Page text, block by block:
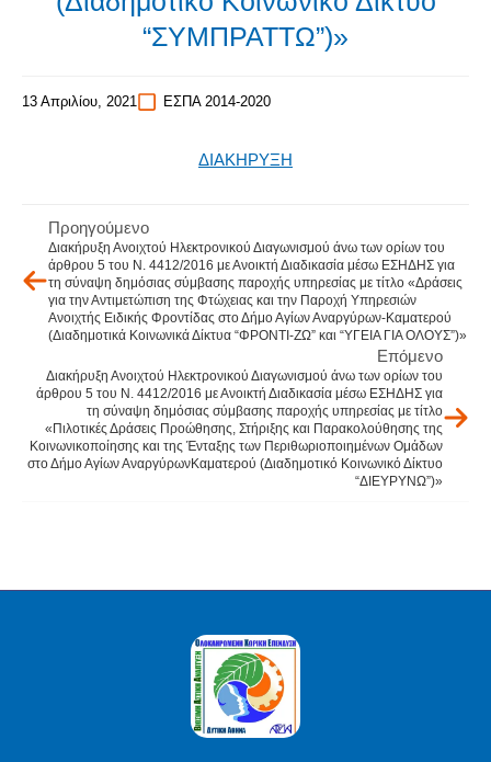
“ΣΥΜΠΡΑΤΤΩ”)»
13 Απριλίου, 2021 ΕΣΠΑ 2014-2020
ΔΙΑΚΗΡΥΞΗ
Προηγούμενο
Διακήρυξη Ανοιχτού Ηλεκτρονικού Διαγωνισμού άνω των ορίων του
άρθρου 5 του Ν. 4412/2016 με Ανοικτή Διαδικασία μέσω ΕΣΗΔΗΣ για
τη σύναψη δημόσιας σύμβασης παροχής υπηρεσίας με τίτλο «Δράσεις
για την Αντιμετώπιση της Φτώχειας και την Παροχή Υπηρεσιών
Ανοιχτής Ειδικής Φροντίδας στο Δήμο Αγίων Αναργύρων-Καματερού
(Διαδημοτικά Κοινωνικά Δίκτυα “ΦΡΟΝΤΙ-ΖΩ” και “ΥΓΕΙΑ ΓΙΑ ΟΛΟΥΣ”)»
Επόμενο
Διακήρυξη Ανοιχτού Ηλεκτρονικού Διαγωνισμού άνω των ορίων του
άρθρου 5 του Ν. 4412/2016 με Ανοικτή Διαδικασία μέσω ΕΣΗΔΗΣ για
τη σύναψη δημόσιας σύμβασης παροχής υπηρεσίας με τίτλο
«Πιλοτικές Δράσεις Προώθησης, Στήριξης και Παρακολούθησης της
Κοινωνικοποίησης και της Ένταξης των Περιθωριοποιημένων Ομάδων
στο Δήμο Αγίων ΑναργύρωνΚαματερού (Διαδημοτικό Κοινωνικό Δίκτυο
“ΔΙΕΥΡΥΝΩ”)»